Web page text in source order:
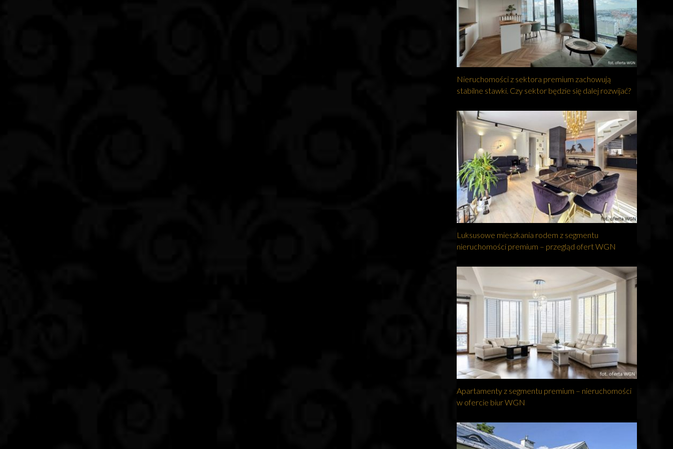
Nieruchomości z sektora premium zachowują
stabilne stawki. Czy sektor będzie się dalej rozwijać?
Luksusowe mieszkania rodem z segmentu
nieruchomości premium – przegląd ofert WGN
Apartamenty z segmentu premium – nieruchomości
w ofercie biur WGN